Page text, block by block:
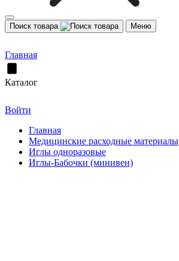
Поиск товара Меню
Главная
Каталог
Войти
Главная
Медицинские расходные материалы
Иглы одноразовые
Иглы-Бабочки (минивен)